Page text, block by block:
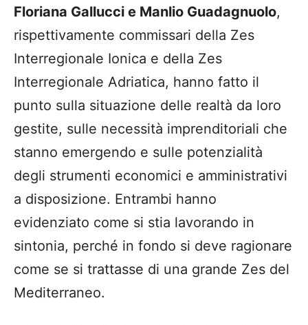
Floriana Gallucci e Manlio Guadagnuolo,
rispettivamente commissari della Zes
Interregionale Ionica e della Zes
Interregionale Adriatica, hanno fatto il
punto sulla situazione delle realtà da loro
gestite, sulle necessità imprenditoriali che
stanno emergendo e sulle potenzialità
degli strumenti economici e amministrativi
a disposizione. Entrambi hanno
evidenziato come si stia lavorando in
sintonia, perché in fondo si deve ragionare
come se si trattasse di una grande Zes del
Mediterraneo.